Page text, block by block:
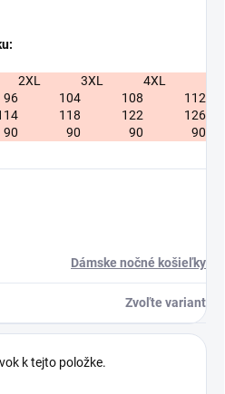
2XL 3XL
4XL
96 104 108
112
118 122
126
90 90 90 90
Dámske nočné košieľky
Zvoľte variant
k tejto položke.